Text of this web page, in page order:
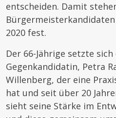
entscheiden. Damit
2020 fest.
Der 66-Jährige setzte
Gegenkandidatin, Petra
Willenberg, der eine
hat und seit über 20
sieht seine Stärke im